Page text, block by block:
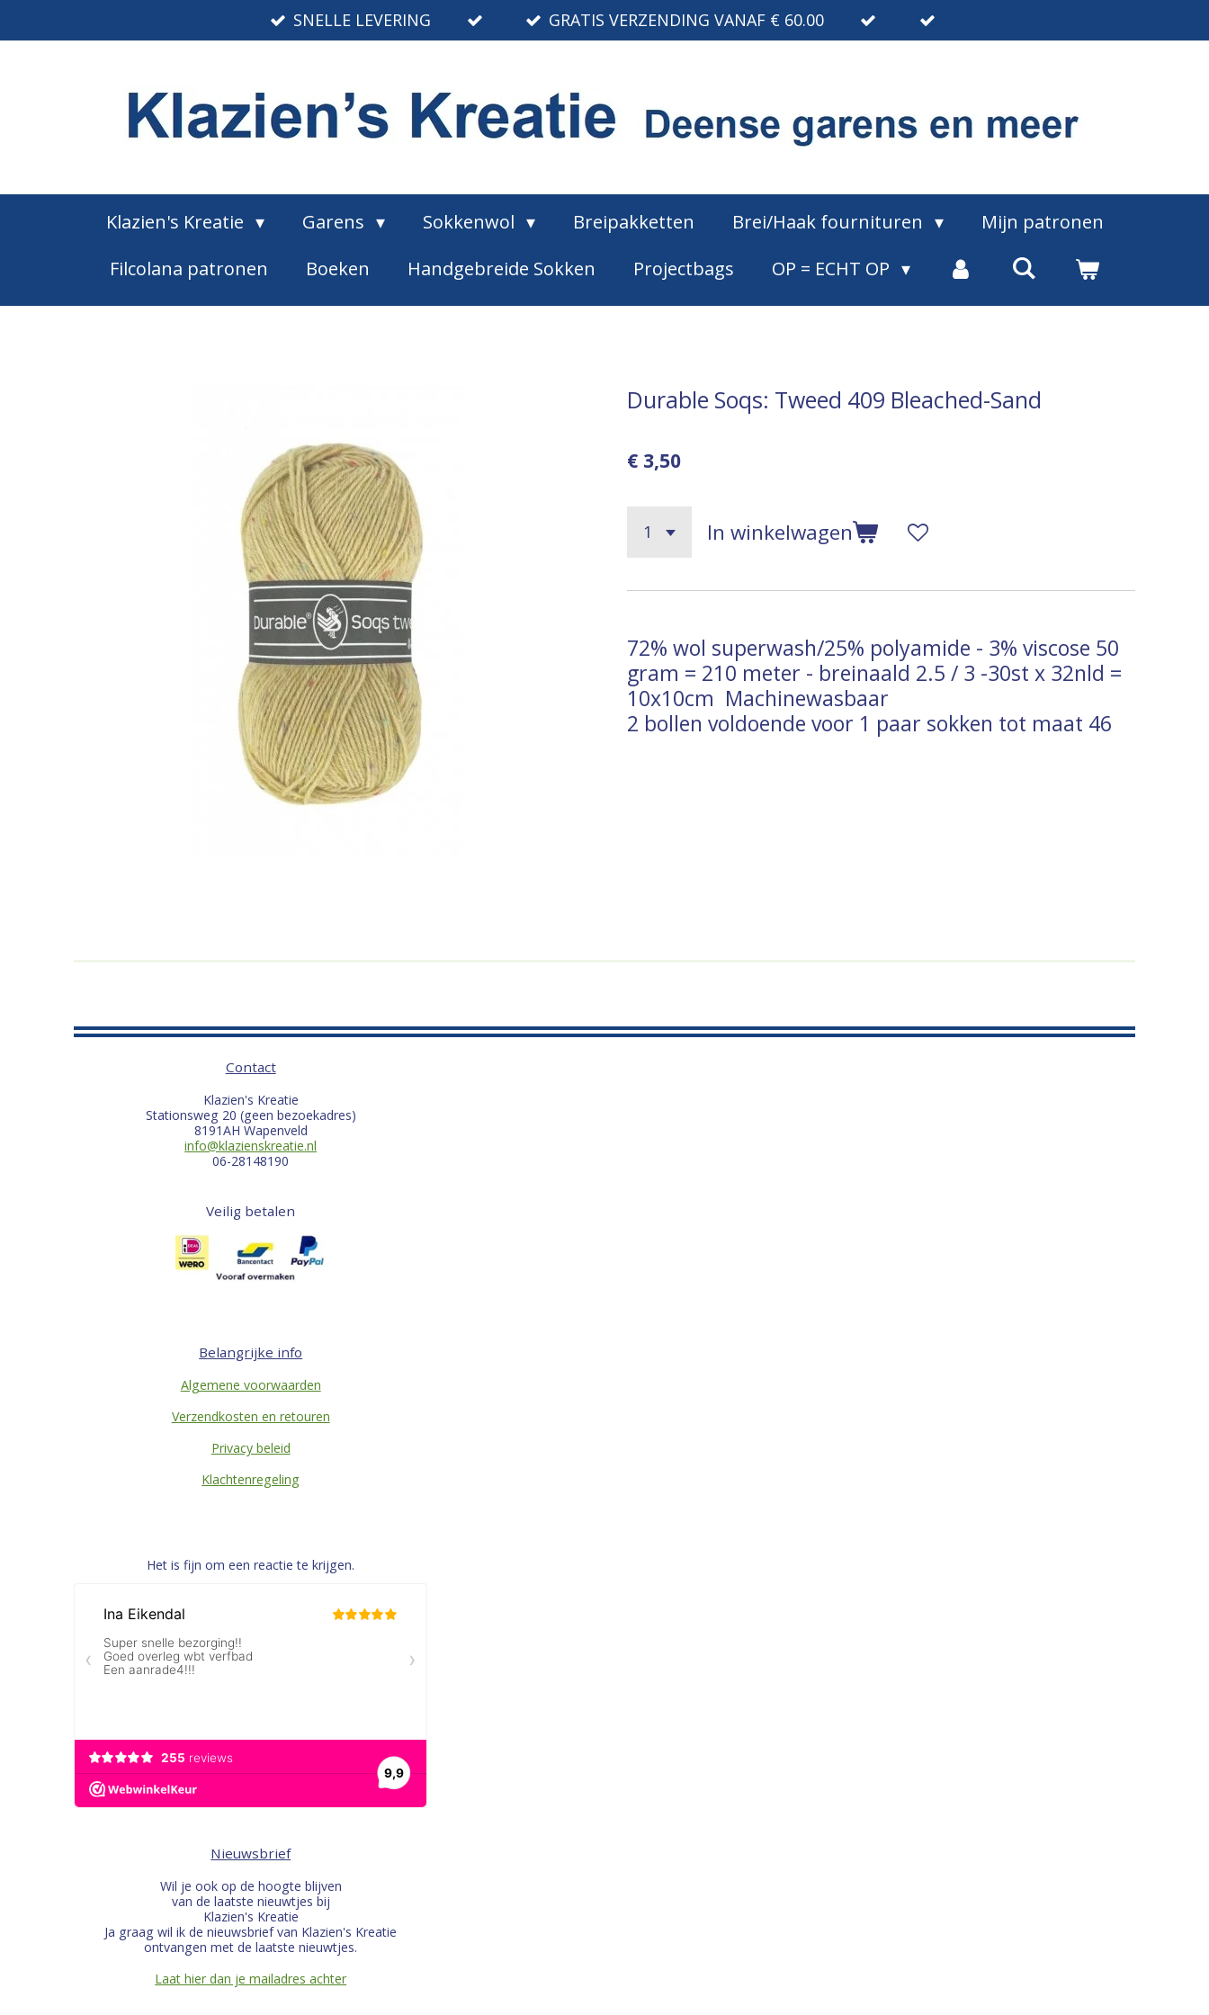
direct
SNELLE LEVERING GRATIS VERZENDING VANAF € 60.00
Klazien's Kreatie Garens Sokkenwol Breipakketten Brei/Haak fournituren
Mijn patronen
Filcolana patronen
Boeken Handgebreide Sokken Projectbags OP = ECHT OP
Durable Soqs: Tweed 409 Bleached-Sand
€ 3,50
In winkelwagen
72% wol superwash/25% polyamide - 3% viscose 50
gram = 210 meter - breinaald 2.5 / 3 -30st x 32nld =
10x10cm Machinewasbaar
2 bollen voldoende voor 1 paar sokken tot maat 46
Contact
Klazien's Kreatie
Stationsweg 20 (geen bezoekadres)
8191AH Wapenveld
info@klazienskreatie.nl
06-28148190
Veilig betalen
Belangrijke info
Algemene voorwaarden
Verzendkosten en retouren
Privacy beleid
Klachtenregeling
Het is fijn om een reactie te krijgen.
Nieuwsbrief
Wil je ook op de hoogte blijven
van de laatste nieuwtjes bij
Klazien's Kreatie
Ja graag wil ik de nieuwsbrief van Klazien's Kreatie
ontvangen met de laatste nieuwtjes.
Laat hier dan je mailadres achter